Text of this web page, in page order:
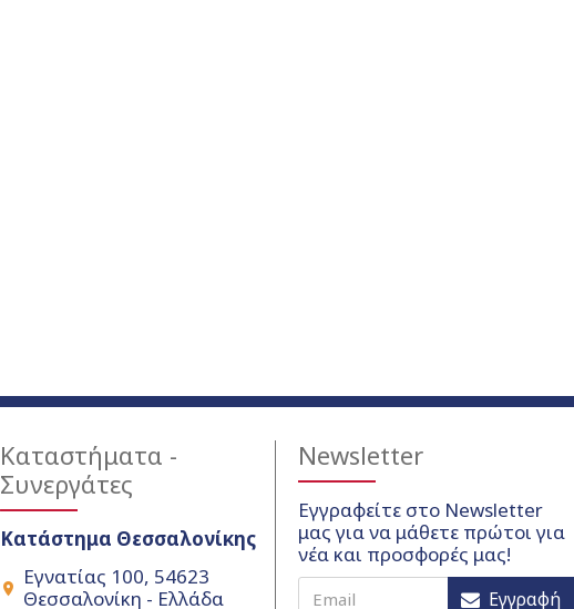
Καταστήματα -
Συνεργάτες
Κατάστημα Θεσσαλονίκης
Εγνατίας 100, 54623
Θεσσαλονίκη - Ελλάδα
Newsletter
Εγγραφείτε στο Newsletter
μας για να μάθετε πρώτοι για
νέα και προσφορές μας!
Εγγραφή